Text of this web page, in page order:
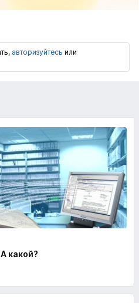
авторизуйтесь или
какой?